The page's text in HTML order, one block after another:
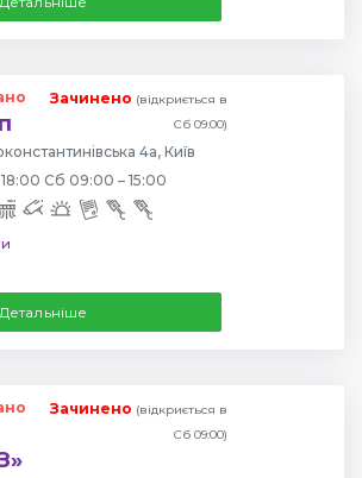
Зачинено (відкриється в
Сб 09:00)
4а, Київ
Сб 09:00 – 15:00
Детальніше
Зачинено (відкриється в
Сб 09:00)